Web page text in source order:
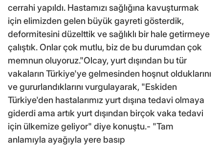
cerrahi yapıldı. Hastamızı sağlığına kavuşturmak
için elimizden gelen büyük gayreti gösterdik,
deformitesini düzelttik ve sağlıklı bir hale getirmeye
çalıştık. Onlar çok mutlu, biz de bu durumdan çok
memnun oluyoruz."Olcay, yurt dışından bu tür
vakaların Türkiye'ye gelmesinden hoşnut olduklarını
ve gururlandıklarını vurgulayarak, "Eskiden
Türkiye'den hastalarımız yurt dışına tedavi olmaya
giderdi ama artık yurt dışından birçok vaka tedavi
için ülkemize geliyor" diye konuştu.- "Tam
anlamıyla ayağıyla yere basıp